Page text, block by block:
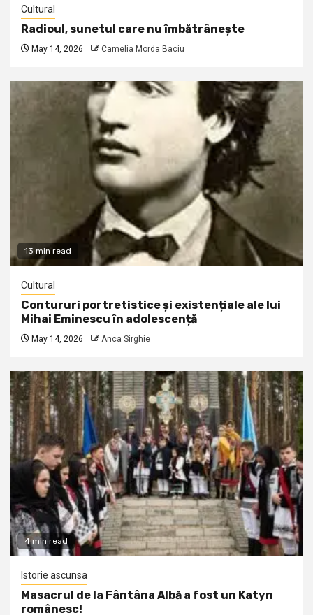
Cultural
Radioul, sunetul care nu îmbătrânește
May 14, 2026 Camelia Morda Baciu
13 min read
Cultural
Contururi portretistice și existențiale ale lui
Mihai Eminescu în adolescență
May 14, 2026 Anca Sirghie
4 min read
Istorie ascunsa
Masacrul de la Fântâna Albă a fost un Katyn
românesc!